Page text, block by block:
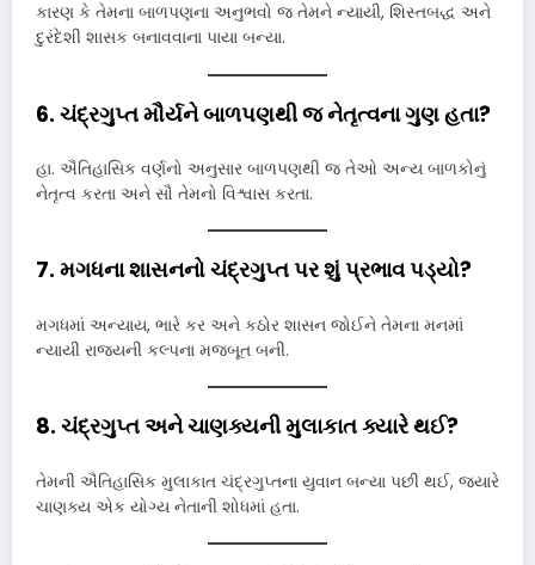
કારણ કે તેમના બાળપણના અનુભવો જ તેમને ન્યાયી, શિસ્તબદ્ધ અને
દુરંદેશી શાસક બનાવવાના પાયા બન્યા.
6. ચંદ્રગુપ્ત મૌર્યને બાળપણથી જ નેતૃત્વના ગુણ હતા?
હા. ઐતિહાસિક વર્ણનો અનુસાર બાળપણથી જ તેઓ અન્ય બાળકોનું
નેતૃત્વ કરતા અને સૌ તેમનો વિશ્વાસ કરતા.
7. મગધના શાસનનો ચંદ્રગુપ્ત પર શું પ્રભાવ પડ્યો?
મગધમાં અન્યાય, ભારે કર અને કઠોર શાસન જોઈને તેમના મનમાં
ન્યાયી રાજ્યની કલ્પના મજબૂત બની.
8. ચંદ્રગુપ્ત અને ચાણક્યની મુલાકાત ક્યારે થઈ?
તેમની ઐતિહાસિક મુલાકાત ચંદ્રગુપ્તના યુવાન બન્યા પછી થઈ, જ્યારે
ચાણક્ય એક યોગ્ય નેતાની શોધમાં હતા.